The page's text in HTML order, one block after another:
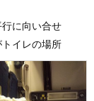
に向い合せ
イレの場所